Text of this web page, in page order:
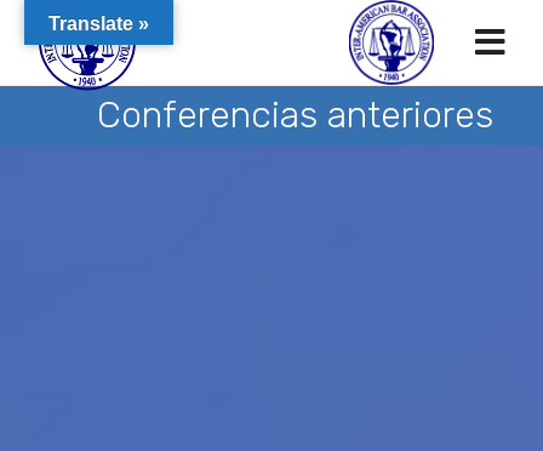
Conferencias anteriores
Translate »